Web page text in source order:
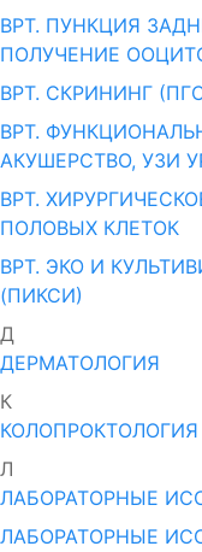
ВРТ. ПУНКЦИЯ
ПОЛУЧЕНИЕ
ВРТ. СКРИНИНГ
ВРТ.
АКУШЕРСТВО, УЗИ
ВРТ.
ПОЛОВЫХ КЛЕТОК
ВРТ. ЭКО И
(ПИКСИ)
Д
ДЕРМАТОЛОГИЯ
К
КОЛОПРОКТОЛОГИЯ
Л
ЛАБОРАТОРНЫЕ
ЛАБОРАТОРНЫЕ